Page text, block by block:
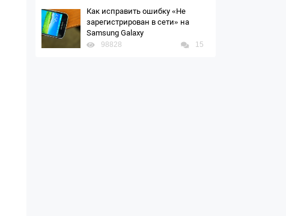
Как исправить ошибку «Не
зарегистрирован в сети» на
Samsung Galaxy
98828 15